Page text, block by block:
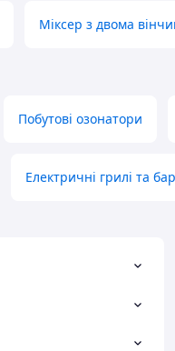
Міксер з двома
Побутові озонатори
Електричні грилі та